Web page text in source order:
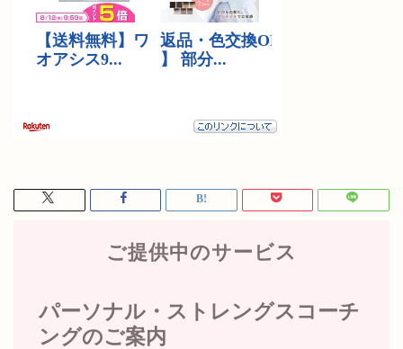
ご提供中のサービス
パーソナル・ストレングスコーチ
ングのご案内